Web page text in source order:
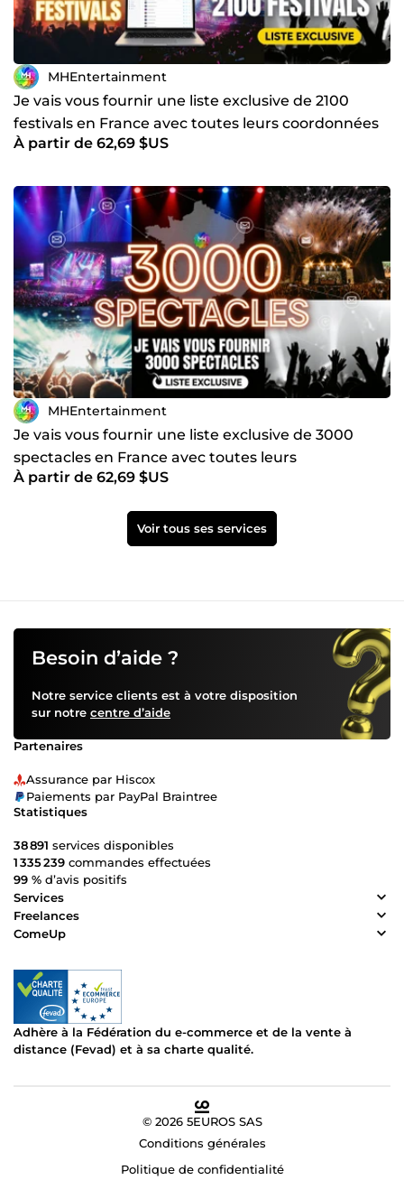
MHEntertainment
Je vais vous fournir une liste exclusive de 2100
festivals en France avec toutes leurs coordonnées
À partir de 62,69 $US
MHEntertainment
Je vais vous fournir une liste exclusive de 3000
spectacles en France avec toutes leurs
coordonnées
À partir de 62,69 $US
Voir tous ses services
Besoin d’aide ?
Notre service clients est à votre disposition
sur notre centre d’aide
Partenaires
Assurance par Hiscox
Paiements par PayPal Braintree
Statistiques
38 891 services disponibles
1 335 239 commandes effectuées
99 % d’avis positifs
Services
Freelances
ComeUp
Adhère à la Fédération du e-commerce et de la vente à
distance (Fevad) et à sa charte qualité.
© 2026 5EUROS SAS
Conditions générales
Politique de confidentialité